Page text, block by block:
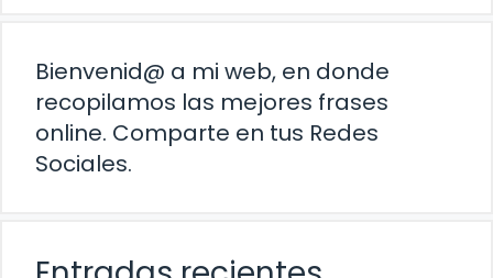
Bienvenid@ a mi web, en donde
recopilamos las mejores frases
online. Comparte en tus Redes
Sociales.